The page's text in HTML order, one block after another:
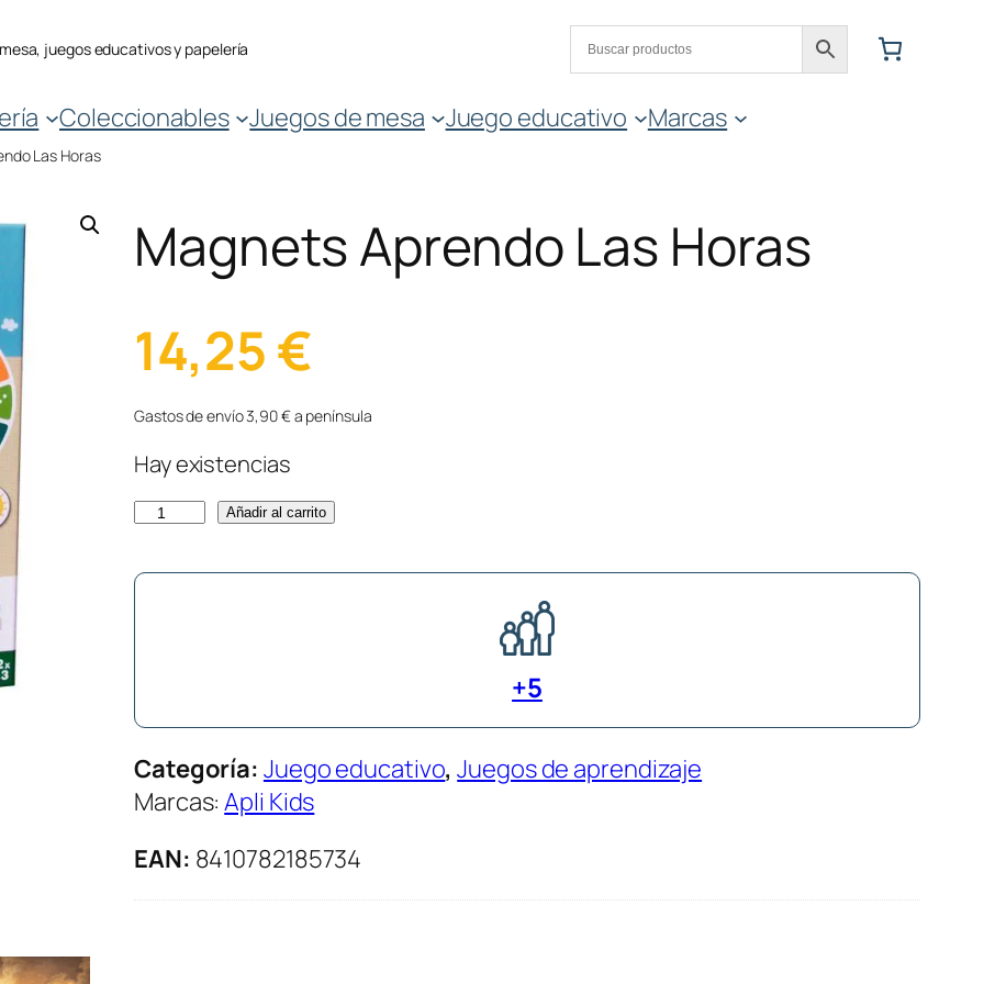
juegos educativos y papelería
Coleccionables Juegos de mesa Juego educativo Marcas
Las Horas
Magnets Aprendo Las Horas
14,25€
Gastos de envío 3,90 € a península
Hay existencias
M
g
s
p
r
e
n
d
Añadir al carrito
+5
Categoría: Juego educativo, Juegos de aprendizaje
Marcas:Apli Kids
EAN: 8410782185734